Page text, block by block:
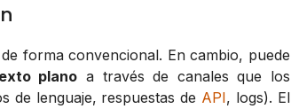
forma convencional. En cambio, puede
plano a través de canales que los
de lenguaje, respuestas de API, logs). El